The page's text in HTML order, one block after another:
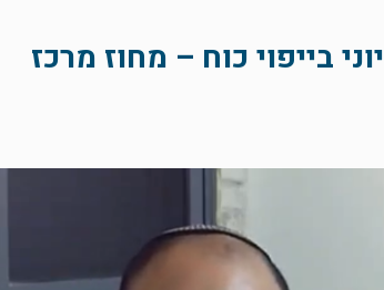
בייפוי כוח – מחוז מרכז